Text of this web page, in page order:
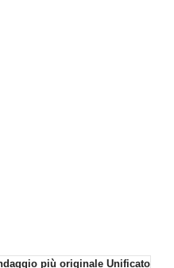
più originale Unificato